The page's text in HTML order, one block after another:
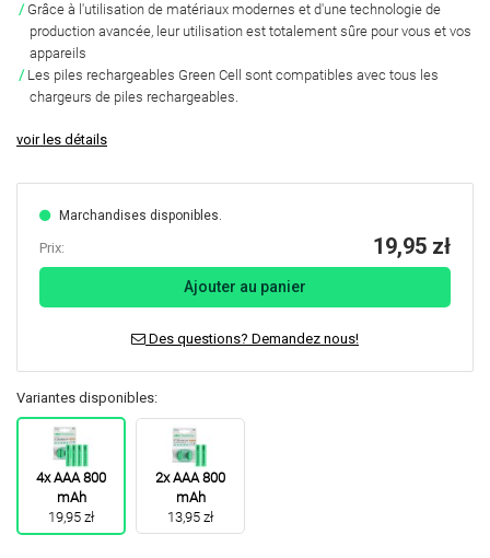
Grâce à l'utilisation de matériaux modernes et d'une technologie de
production avancée, leur utilisation est totalement sûre pour vous et vos
appareils
Les piles rechargeables Green Cell sont compatibles avec tous les
chargeurs de piles rechargeables.
voir les détails
Marchandises disponibles.
Prix: 19,95 zł
Ajouter au panier
Des questions? Demandez nous!
Variantes disponibles:
4x AAA 800
mAh
19,95 zł
2x AAA 800
mAh
13,95 zł